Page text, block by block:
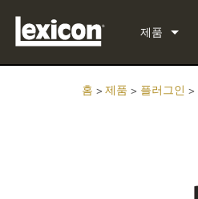
제품
홈 >제품 > 플러그인 >